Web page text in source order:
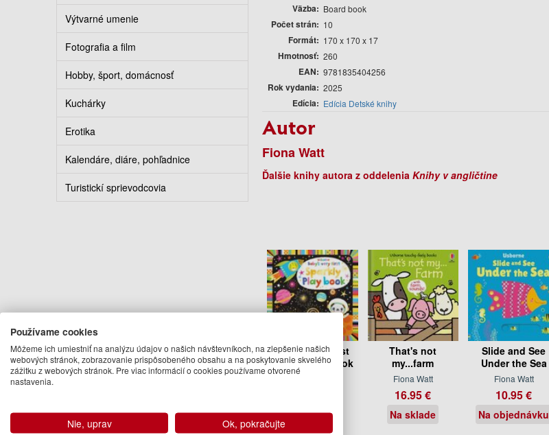
Výtvarné umenie
Fotografia a film
Hobby, šport, domácnosť
Kuchárky
Erotika
Kalendáre, diáre, pohľadnice
Turistickí sprievodcovia
Väzba Board book
Počet strán 10
Formát 170 x 170 x 17
Hmotnosť 260
EAN 9781835404256
Rok vydania 2025
Edícia Edícia Detské knihy
Autor
Fiona Watt
Ďalšie knihy autora z oddelenia Knihy v angličtine
Babys very first
Sparkly Playbook
Na sklade
That's not
my...farm
Fiona Watt
16.95 €
Na sklade
Slide and See
Under the Sea
Fiona Watt
10.95 €
Na objednávku
Používame cookies
Môžeme ich umiestniť na analýzu údajov o našich návštevníkoch, na zlepšenie našich
webových stránok, zobrazovanie prispôsobeného obsahu a na poskytovanie skvelého
zážitku z webových stránok. Pre viac informácií o cookies používame otvorené
nastavenia.
Nie, uprav Ok, pokračujte